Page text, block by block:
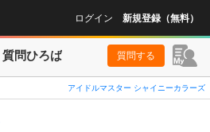
ログイン 新規登録（無料）
質問ひろば 質問する
アイドルマスター シャイニーカラーズ